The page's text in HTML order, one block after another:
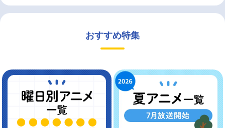
おすすめ特集